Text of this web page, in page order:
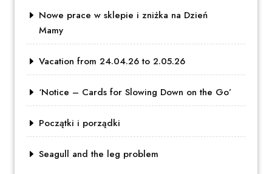
Nowe prace w sklepie i zniżka na Dzień
Mamy
Vacation from 24.04.26 to 2.05.26
‘Notice – Cards for Slowing Down on the Go’
Początki i porządki
Seagull and the leg problem